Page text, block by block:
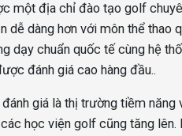
một địa chỉ đào tạo golf
dễ dàng hơn với môn thể thao
dạy chuẩn quốc tế cùng hệ
đánh giá cao hàng đầu..
giá là thị trường tiềm
các học viện golf cũng tăng